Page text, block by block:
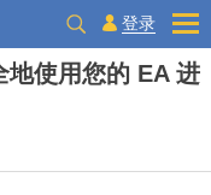
登录
地使用您的 EA 进